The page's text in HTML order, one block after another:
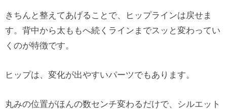
きちんと整えてあげることで、ヒップラインは戻せま
す。背中から太ももへ続くラインまでスッと変わってい
くのが特徴です。
ヒップは、変化が出やすいパーツでもあります。
丸みの位置がほんの数センチ変わるだけで、シルエット